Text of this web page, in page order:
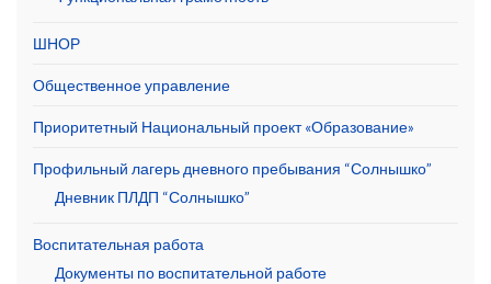
ШНОР
Общественное управление
Приоритетный Национальный проект «Образование»
Профильный лагерь дневного пребывания “Солнышко”
Дневник ПЛДП “Солнышко”
Воспитательная работа
Документы по воспитательной работе